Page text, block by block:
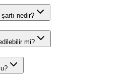
nedir?
mi?